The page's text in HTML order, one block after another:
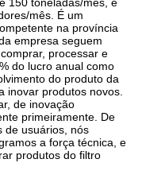
mês. É um
na província
empresa seguem
processar e
do lucro anual como
do produto da
inovar produtos novos.
de inovação
primeiramente. De
de usuários, nós
a força técnica, e
produtos do filtro